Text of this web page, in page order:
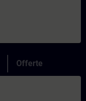
Offerte